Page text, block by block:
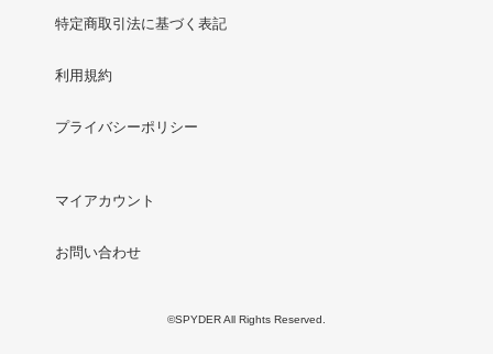
特定商取引法に基づく表記
利用規約
プライバシーポリシー
マイアカウント
お問い合わせ
©SPYDER All Rights Reserved.